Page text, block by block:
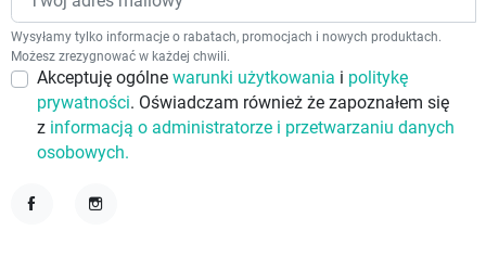
Wysyłamy tylko informacje o rabatach, promocjach i nowych produktach.
Możesz zrezygnować w każdej chwili.
Akceptuję ogólne warunki użytkowania i politykę
prywatności. Oświadczam również że zapoznałem się
z informacją o administratorze i przetwarzaniu danych
osobowych.